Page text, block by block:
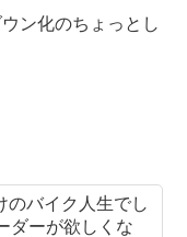
ン化のちょっとし
のバイク人生でし
ダーが欲しくな